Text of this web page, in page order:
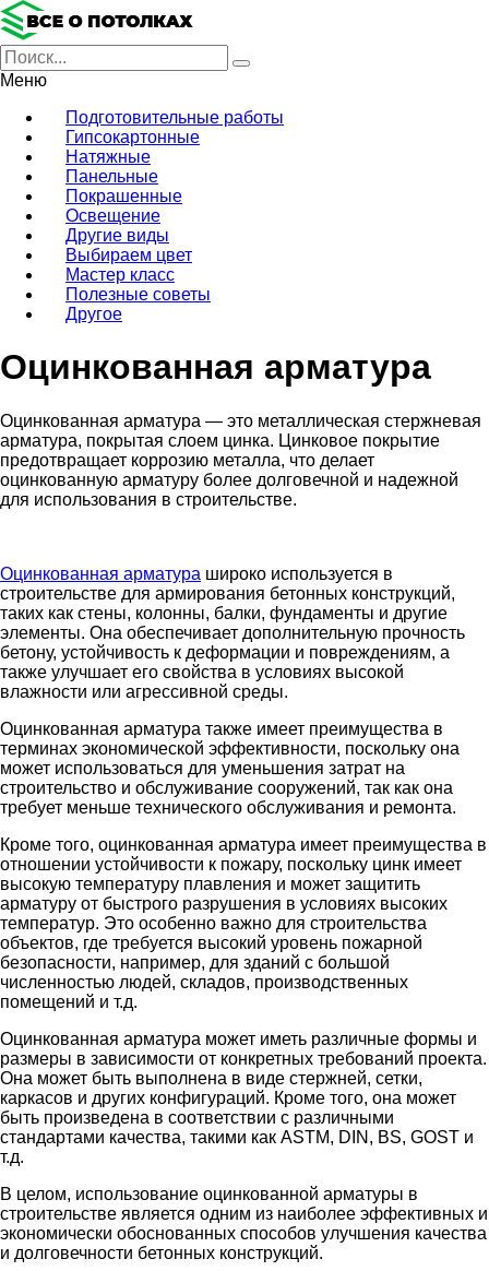
Меню
Подготовительные работы
Гипсокартонные
Натяжные
Панельные
Покрашенные
Освещение
Другие виды
Выбираем цвет
Мастер класс
Полезные советы
Другое
Оцинкованная арматура
Оцинкованная арматура — это металлическая стержневая
арматура, покрытая слоем цинка. Цинковое покрытие
предотвращает коррозию металла, что делает
оцинкованную арматуру более долговечной и надежной
для использования в строительстве.
Оцинкованная арматура широко используется в
строительстве для армирования бетонных конструкций,
таких как стены, колонны, балки, фундаменты и другие
элементы. Она обеспечивает дополнительную прочность
бетону, устойчивость к деформации и повреждениям, а
также улучшает его свойства в условиях высокой
влажности или агрессивной среды.
Оцинкованная арматура также имеет преимущества в
терминах экономической эффективности, поскольку она
может использоваться для уменьшения затрат на
строительство и обслуживание сооружений, так как она
требует меньше технического обслуживания и ремонта.
Кроме того, оцинкованная арматура имеет преимущества в
отношении устойчивости к пожару, поскольку цинк имеет
высокую температуру плавления и может защитить
арматуру от быстрого разрушения в условиях высоких
температур. Это особенно важно для строительства
объектов, где требуется высокий уровень пожарной
безопасности, например, для зданий с большой
численностью людей, складов, производственных
помещений и т.д.
Оцинкованная арматура может иметь различные формы и
размеры в зависимости от конкретных требований проекта.
Она может быть выполнена в виде стержней, сетки,
каркасов и других конфигураций. Кроме того, она может
быть произведена в соответствии с различными
стандартами качества, такими как ASTM, DIN, BS, GOST и
т.д.
В целом, использование оцинкованной арматуры в
строительстве является одним из наиболее эффективных и
экономически обоснованных способов улучшения качества
и долговечности бетонных конструкций.